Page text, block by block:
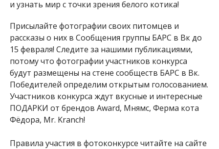
и узнать мир с точки зрения белого котика!
Присылайте фотографии своих питомцев и
рассказы о них в Сообщения группы БАРС в Вк до
15 февраля! Следите за нашими публикациями,
потому что фотографии участников конкурса
будут размещены на стене сообществ БАРС в Вк.
Победителей определим открытым голосованием.
Участников конкурса ждут вкусные и интересные
ПОДАРКИ от брендов Award, Мнямс, Ферма кота
Фёдора, Mr. Kranch!
Правила участия в фотоконкурсе читайте на сайте